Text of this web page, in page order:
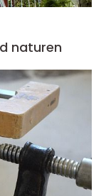
naturen